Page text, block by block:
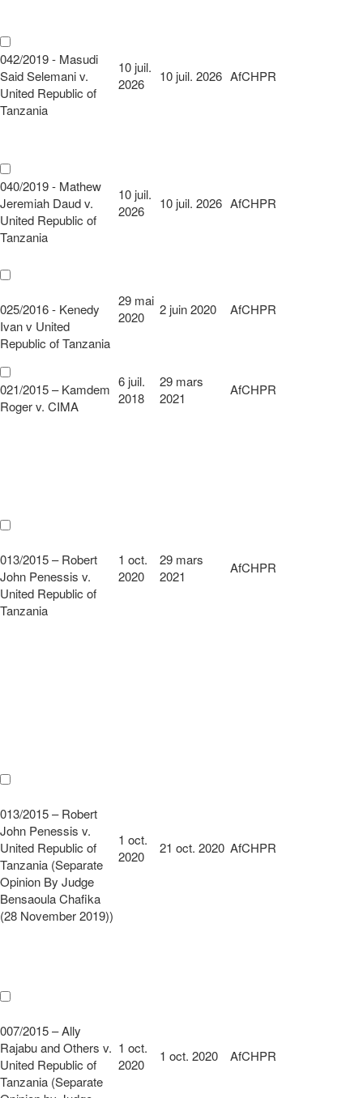
042/2019 - Masudi
Said Selemani v.
United Republic of
Tanzania
10 juil.
2026
10 juil. 2026 AfCHPR
040/2019 - Mathew
Jeremiah Daud v.
United Republic of
Tanzania
10 juil.
2026
10 juil. 2026 AfCHPR
025/2016 - Kenedy
Ivan v United
Republic of Tanzania
29 mai
2020
2 juin 2020 AfCHPR
021/2015 – Kamdem
Roger v. CIMA
6 juil.
2018
29 mars
2021
AfCHPR
013/2015 – Robert
John Penessis v.
United Republic of
Tanzania
1 oct.
2020
29 mars
2021
AfCHPR
013/2015 – Robert
John Penessis v.
United Republic of
Tanzania (Separate
Opinion By Judge
Bensaoula Chafika
(28 November 2019))
1 oct.
2020
21 oct. 2020 AfCHPR
007/2015 – Ally
Rajabu and Others v.
United Republic of
Tanzania (Separate
1 oct.
2020
1 oct. 2020 AfCHPR